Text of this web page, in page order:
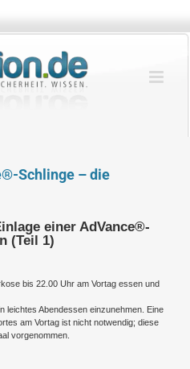
Schlinge – die
einer AdVance®-
(Teil 1)
bis 22.00 Uhr am Vortag essen und
leichtes Abendessen einzunehmen. Eine
am Vortag ist nicht notwendig; diese
vorgenommen.